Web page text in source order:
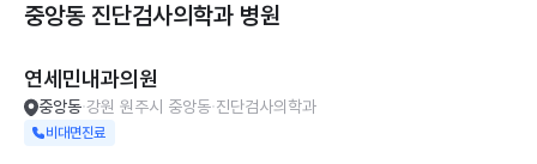
중앙동 진단검사의학과 병원
연세민내과의원
중앙동 강원 원주시 중앙동 진단검사의학과
비대면진료